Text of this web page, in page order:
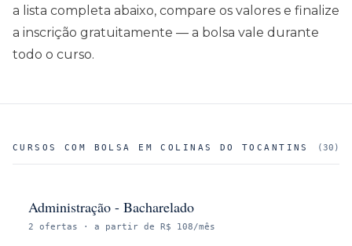
a lista completa abaixo, compare os valores e finalize
a inscrição gratuitamente — a bolsa vale durante
todo o curso.
CURSOS COM BOLSA EMCOLINAS DO TOCANTINS (30 )
Administração - Bacharelado
2 ofertas · a partir de R$ 108/mês